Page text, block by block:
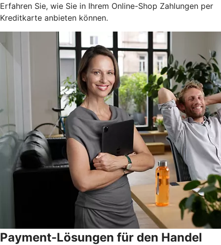
Erfahren Sie, wie Sie in Ihrem Online-Shop Zahlungen per
Kreditkarte anbieten können.
Payment-Lösungen für den Handel